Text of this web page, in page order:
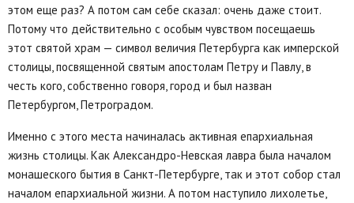
этом еще раз? А потом сам себе сказал: очень даже стоит.
Потому что действительно с особым чувством посещаешь
этот святой храм — символ величия Петербурга как имперской
столицы, посвященной святым апостолам Петру и Павлу, в
честь кого, собственно говоря, город и был назван
Петербургом, Петроградом.
Именно с этого места начиналась активная епархиальная
жизнь столицы. Как Александро-Невская лавра была началом
монашеского бытия в Санкт-Петербурге, так и этот собор стал
началом епархиальной жизни. А потом наступило лихолетье,